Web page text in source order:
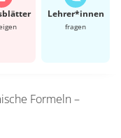
Lehrer*​innen
fragen
Formeln –